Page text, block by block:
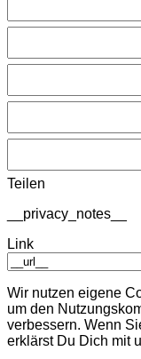
Teilen
__privacy_notes__
Link
Wir nutzen eigene
um den
verbessern. Wenn
erklärst Du Dich mit